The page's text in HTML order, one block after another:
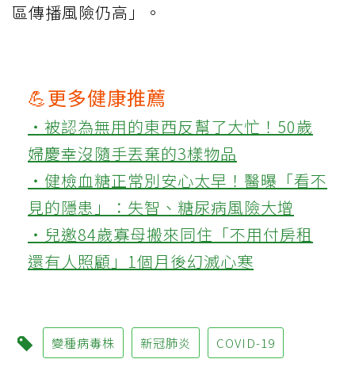
區傳播風險仍高」。
💪更多健康推薦
‧被認為無用的東西反幫了大忙！50歲
婦慶幸沒隨手丟棄的3樣物品
‧健檢血糖正常別安心太早！醫曝「看不
見的隱患」：失智、糖尿病風險大增
‧兒邀84歲寡母搬來同住「不用付房租
還有人照顧」1個月後幻滅心寒
變種病毒株 新冠肺炎 COVID-19